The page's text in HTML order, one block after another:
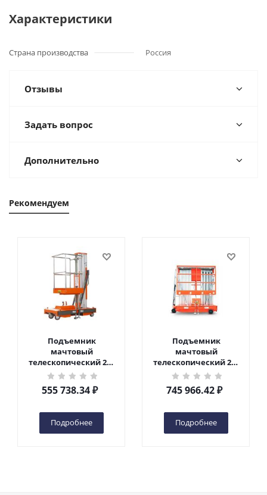
Характеристики
Страна производства Россия
Отзывы
Задать вопрос
Дополнительно
Рекомендуем
Подъемник
мачтовый
телескопический 200
кг 6 м TOR GTWY6-200S
DC 2-мачтовый
(автономный) (G) в
555 738.34₽
Подробнее
Подъемник
мачтовый
телескопический 200
кг 10 м TOR GTWY10-
200S DC 2-мачтовый
(автономный) (N) в
745 966.42₽
Подробнее